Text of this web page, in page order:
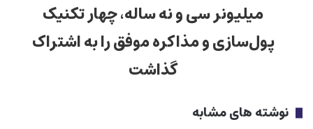
میلیونر سی و نه ساله، چهار تکنیک
پول‌سازی و مذاکره موفق را به اشتراک
گذاشت
نوشته های مشابه